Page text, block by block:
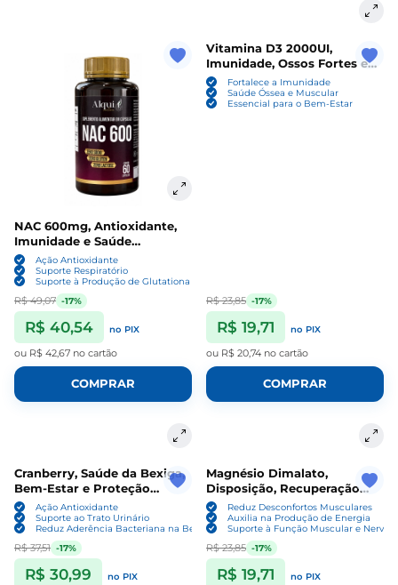
NAC 600mg, Antioxidante,
Imunidade e Saúde
Respiratória, 60 Cápsulas,
Alquimia
Ação Antioxidante
Suporte Respiratório
Suporte à Produção de Glutationa
R$ 49,07 -17%
R$ 40,54 no PIX
ou R$ 42,67 no cartão
COMPRAR
Vitamina D3 2000UI,
Imunidade, Ossos Fortes e
Bem-Estar Diário, 60
Cápsulas, Alquimia
Fortalece a Imunidade
Saúde Óssea e Muscular
Essencial para o Bem-Estar
R$ 23,85 -17%
R$ 19,71 no PIX
ou R$ 20,74 no cartão
COMPRAR
Cranberry, Saúde da Bexiga,
Bem-Estar e Proteção
Antioxidante, 60 Cápsulas,
Alquimia
Ação Antioxidante
Suporte ao Trato Urinário
Reduz Aderência Bacteriana na Bexiga
R$ 37,51 -17%
R$ 30,99 no PIX
Magnésio Dimalato,
Disposição, Recuperação
Muscular e Bem-Estar
Diário, 60 Cápsulas, Alquimia
Reduz Desconfortos Musculares
Auxilia na Produção de Energia
Suporte à Função Muscular e Nervosa
R$ 23,85 -17%
R$ 19,71 no PIX